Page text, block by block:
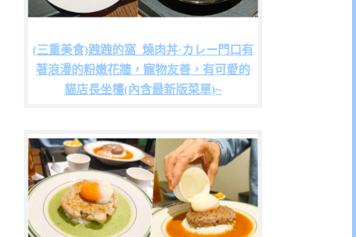
(三重美食)跩跩的窩_燒肉丼·カレー門口有
著浪漫的粉嫩花牆，寵物友善，有可愛的
貓店長坐檯(內含最新版菜單)~